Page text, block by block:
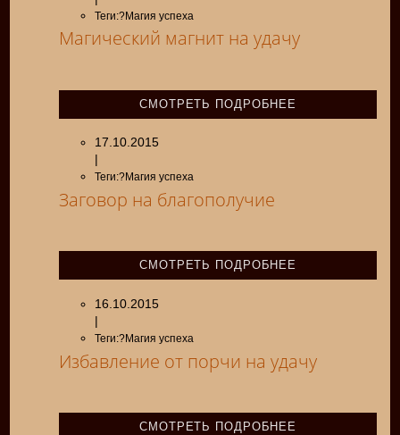
Теги:?Магия успеха
Магический магнит на удачу
СМОТРЕТЬ ПОДРОБНЕЕ
17.10.2015
|
Теги:?Магия успеха
Заговор на благополучие
СМОТРЕТЬ ПОДРОБНЕЕ
16.10.2015
|
Теги:?Магия успеха
Избавление от порчи на удачу
СМОТРЕТЬ ПОДРОБНЕЕ